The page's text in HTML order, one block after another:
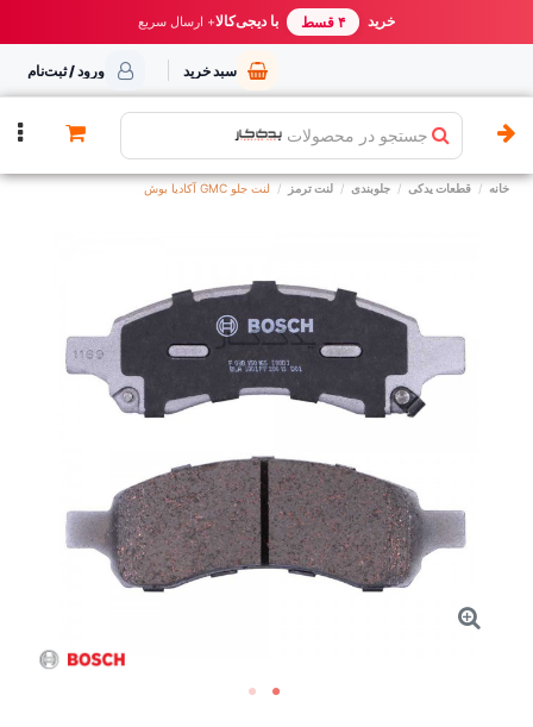
خرید مطمئن از یدک کار بهترین قیمت ایران خرید ۴ قسط با دیجی‌کالا+ ارسال سریع
سبد خرید ورود / ثبت‌نام
جستجو در محصولات
خانه قطعات یدکی جلوبندی لنت ترمز لنت جلو GMC آکادیا بوش